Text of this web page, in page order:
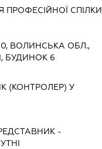
СПІЛКИ
ВОЛИНСЬКА ОБЛ.,
БУДИНОК 6
(КОНТРОЛЕР) У
-